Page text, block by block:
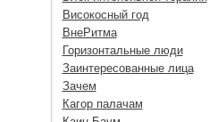
Високосный год
ВнеРитма
Горизонтальные люди
Заинтересованные лица
Зачем
Кагор палачам